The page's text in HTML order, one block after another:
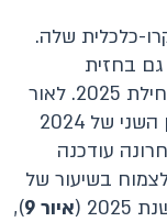
כלכלית שלה.
בחזית
הצפונית, תימשך בעצימות גבוהה גם בתחילת 2025. לאור
אומדן הצמיחה הנמוך מהתחזיות ברבעון השני של 2024
עודכנה
בשיעור של
איור 9
),